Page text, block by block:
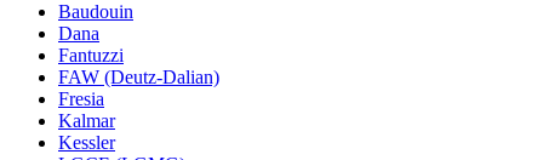
Baudouin
Dana
Fantuzzi
FAW (Deutz-Dalian)
Fresia
Kalmar
Kessler